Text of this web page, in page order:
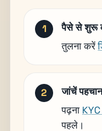
पैसे से शुरू
तुलना करें
जांचें पहचान
पढ़ना
पहले।